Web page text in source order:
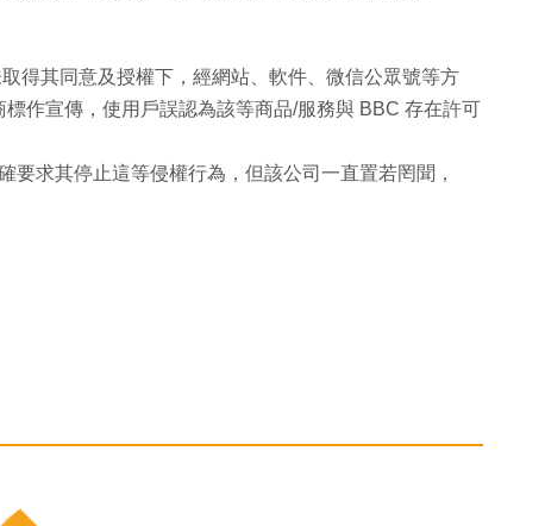
得其同意及授權下，經網站、軟件、微信公眾號等方
作宣傳，使用戶誤認為該等商品/服務與 BBC 存在許可
要求其停止這等侵權行為，但該公司一直置若罔聞，